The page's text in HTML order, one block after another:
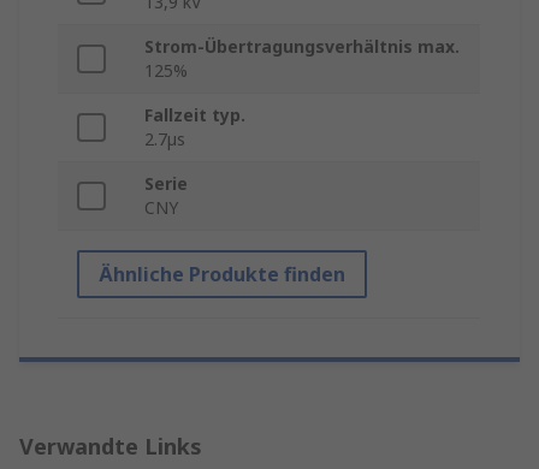
Strom-Übertragungsverhältnis max.
125%
Fallzeit typ.
2.7µs
Serie
CNY
Ähnliche Produkte finden
Verwandte Links